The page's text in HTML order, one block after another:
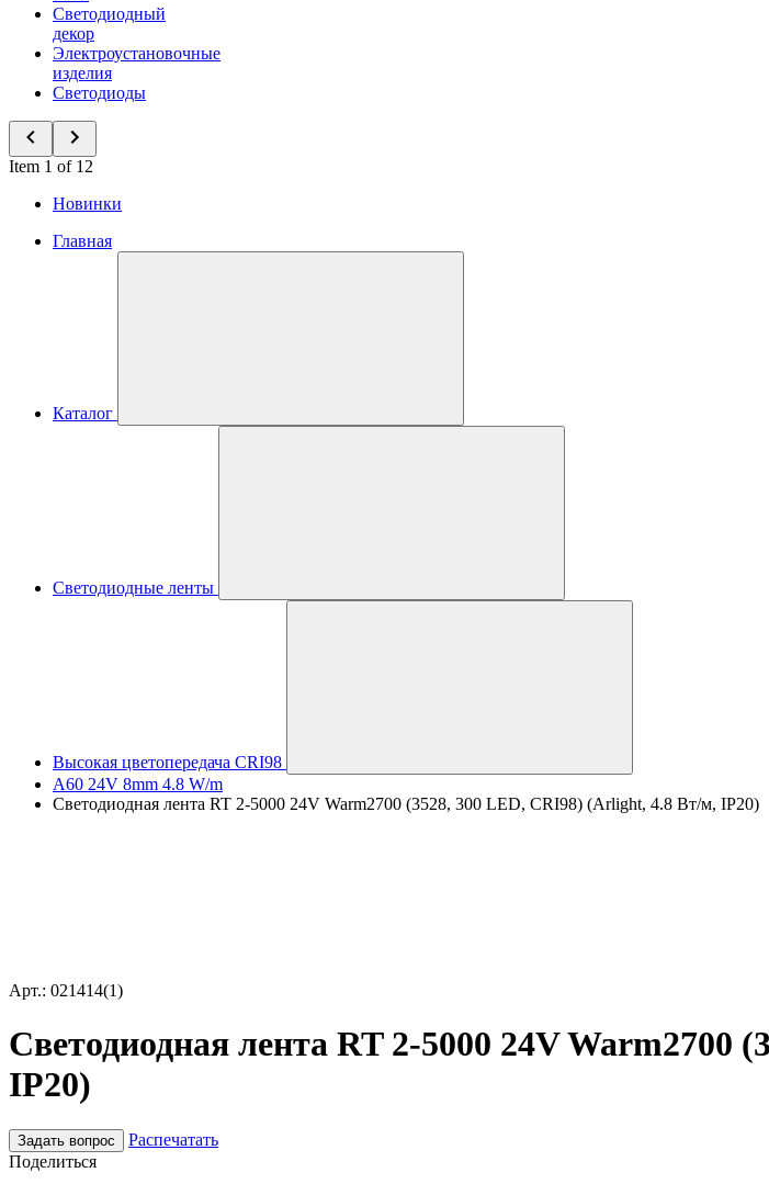
Светодиодный
декор
Электроустановочные
изделия
Светодиоды
Item 1 of 12
Новинки
Главная
Каталог
Светодиодные ленты
Высокая цветопередача CRI98
A60 24V 8mm 4.8 W/m
Светодиодная лента RT 2-5000 24V Warm2700 (3528, 300 LED, CRI98) (Arlight, 4.8 Вт/м, IP20)
Арт.: 021414(1)
Светодиодная лента RT 2-5000 24V
IP20)
Задать вопрос
Распечатать
Поделиться